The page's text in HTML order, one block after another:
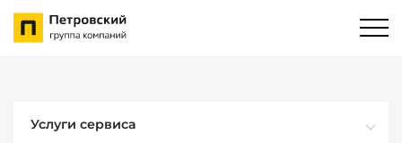
Услуги сервиса